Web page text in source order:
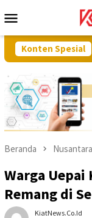
ke
Mobile
Konten Spesial
Proaktif Dinas
Beranda Nusantara
Warga Uepai
Remang di
KiatNews.co.id